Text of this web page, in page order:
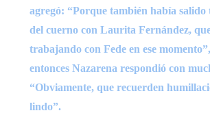
agregó: “Porque también había salido
del cuerno con Laurita Fernández,
trabajando con Fede en ese
entonces Nazarena respondió con
“Obviamente, que recuerden
lindo”.